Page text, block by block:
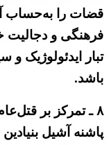
قضات را به‌حساب
فرهنگی و دجالیت
تبار ایدئولوژیک و
باشد.
پاشنه آشیل